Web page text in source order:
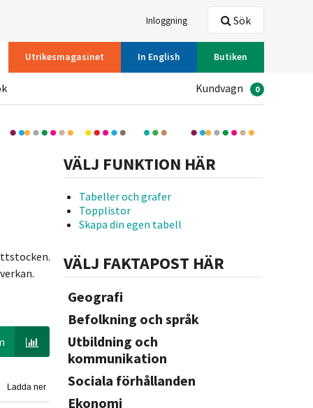
Inloggning
Utrikesmagasinet In English Butiken
Sök
Kundvagn 0
Ladda ner
VÄLJ FUNKTION HÄR
Tabeller och grafer
Topplistor
Skapa din egen tabell
VÄLJ FAKTAPOST HÄR
Geografi
Befolkning och språk
Utbildning och
kommunikation
Sociala förhållanden
Ekonomi